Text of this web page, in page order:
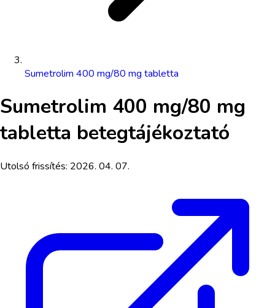
Sumetrolim 400 mg/80 mg tabletta
Sumetrolim 400 mg/80 mg
tabletta betegtájékoztató
Utolsó frissítés: 2026. 04. 07.